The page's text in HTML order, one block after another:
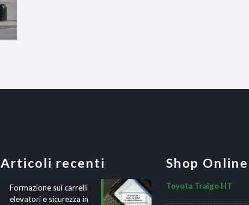
Articoli recenti
Formazione sui carrelli
elevatori e sicurezza in
Shop Online
Toyota Traigo HT